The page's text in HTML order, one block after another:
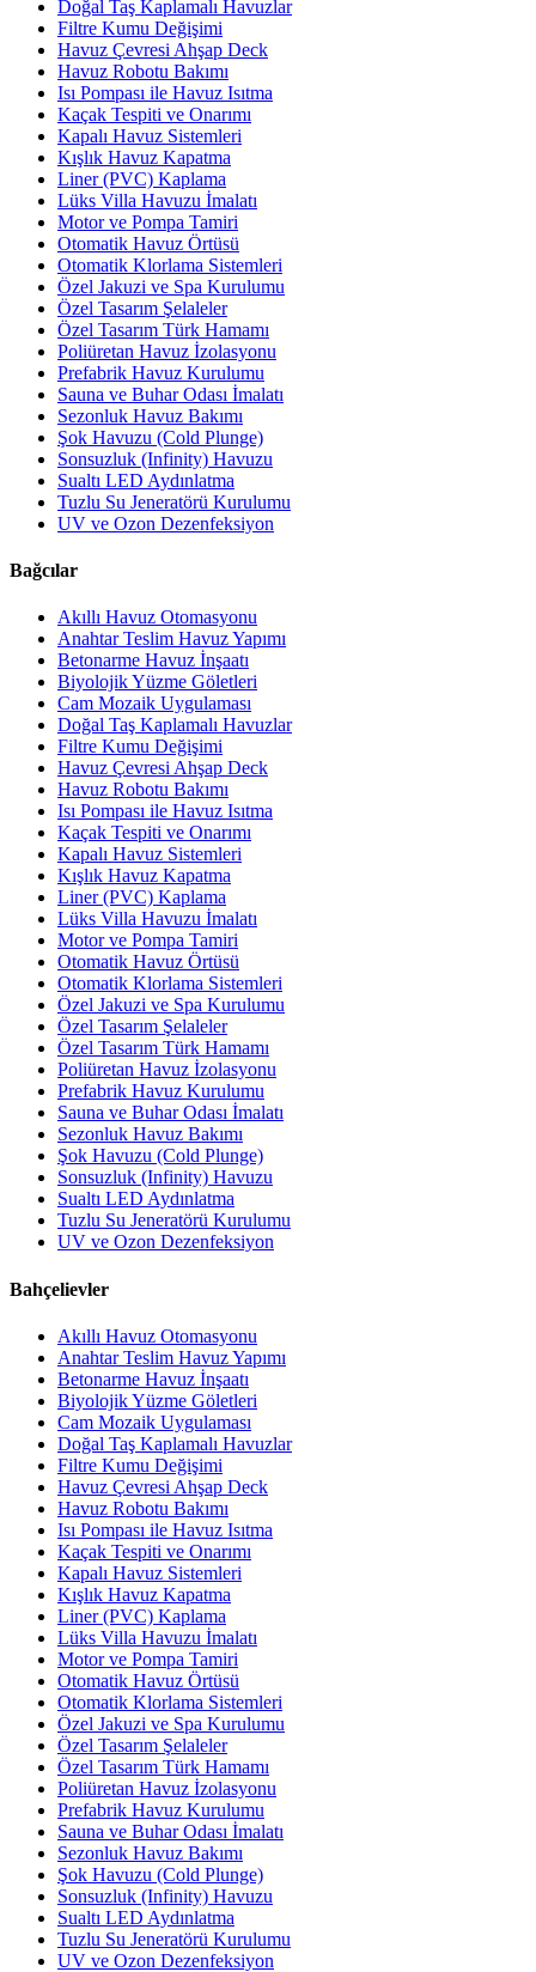
Doğal Taş Kaplamalı Havuzlar
Filtre Kumu Değişimi
Havuz Çevresi Ahşap Deck
Havuz Robotu Bakımı
Isı Pompası ile Havuz Isıtma
Kaçak Tespiti ve Onarımı
Kapalı Havuz Sistemleri
Kışlık Havuz Kapatma
Liner (PVC) Kaplama
Lüks Villa Havuzu İmalatı
Motor ve Pompa Tamiri
Otomatik Havuz Örtüsü
Otomatik Klorlama Sistemleri
Özel Jakuzi ve Spa Kurulumu
Özel Tasarım Şelaleler
Özel Tasarım Türk Hamamı
Poliüretan Havuz İzolasyonu
Prefabrik Havuz Kurulumu
Sauna ve Buhar Odası İmalatı
Sezonluk Havuz Bakımı
Şok Havuzu (Cold Plunge)
Sonsuzluk (Infinity) Havuzu
Sualtı LED Aydınlatma
Tuzlu Su Jeneratörü Kurulumu
UV ve Ozon Dezenfeksiyon
Bağcılar
Akıllı Havuz Otomasyonu
Anahtar Teslim Havuz Yapımı
Betonarme Havuz İnşaatı
Biyolojik Yüzme Göletleri
Cam Mozaik Uygulaması
Doğal Taş Kaplamalı Havuzlar
Filtre Kumu Değişimi
Havuz Çevresi Ahşap Deck
Havuz Robotu Bakımı
Isı Pompası ile Havuz Isıtma
Kaçak Tespiti ve Onarımı
Kapalı Havuz Sistemleri
Kışlık Havuz Kapatma
Liner (PVC) Kaplama
Lüks Villa Havuzu İmalatı
Motor ve Pompa Tamiri
Otomatik Havuz Örtüsü
Otomatik Klorlama Sistemleri
Özel Jakuzi ve Spa Kurulumu
Özel Tasarım Şelaleler
Özel Tasarım Türk Hamamı
Poliüretan Havuz İzolasyonu
Prefabrik Havuz Kurulumu
Sauna ve Buhar Odası İmalatı
Sezonluk Havuz Bakımı
Şok Havuzu (Cold Plunge)
Sonsuzluk (Infinity) Havuzu
Sualtı LED Aydınlatma
Tuzlu Su Jeneratörü Kurulumu
UV ve Ozon Dezenfeksiyon
Bahçelievler
Akıllı Havuz Otomasyonu
Anahtar Teslim Havuz Yapımı
Betonarme Havuz İnşaatı
Biyolojik Yüzme Göletleri
Cam Mozaik Uygulaması
Doğal Taş Kaplamalı Havuzlar
Filtre Kumu Değişimi
Havuz Çevresi Ahşap Deck
Havuz Robotu Bakımı
Isı Pompası ile Havuz Isıtma
Kaçak Tespiti ve Onarımı
Kapalı Havuz Sistemleri
Kışlık Havuz Kapatma
Liner (PVC) Kaplama
Lüks Villa Havuzu İmalatı
Motor ve Pompa Tamiri
Otomatik Havuz Örtüsü
Otomatik Klorlama Sistemleri
Özel Jakuzi ve Spa Kurulumu
Özel Tasarım Şelaleler
Özel Tasarım Türk Hamamı
Poliüretan Havuz İzolasyonu
Prefabrik Havuz Kurulumu
Sauna ve Buhar Odası İmalatı
Sezonluk Havuz Bakımı
Şok Havuzu (Cold Plunge)
Sonsuzluk (Infinity) Havuzu
Sualtı LED Aydınlatma
Tuzlu Su Jeneratörü Kurulumu
UV ve Ozon Dezenfeksiyon